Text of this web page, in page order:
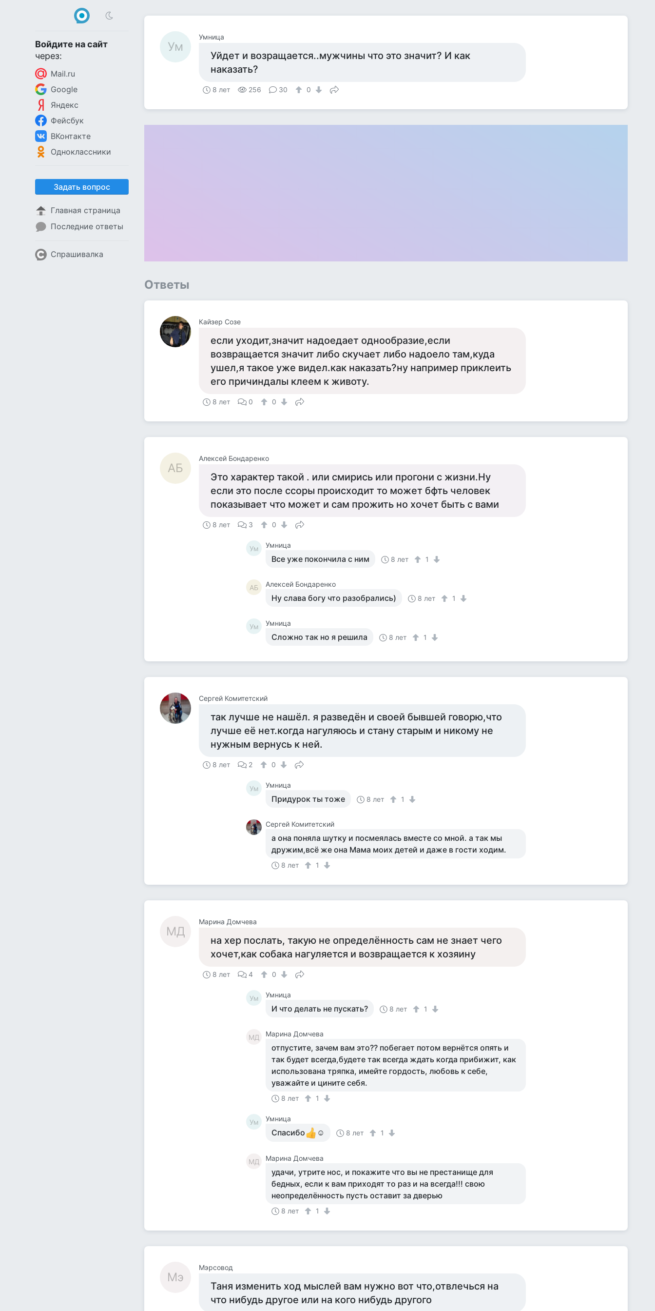
Войдите на сайт
через:
Mail.ru
Google
Яндекс
Фейсбук
ВКонтакте
Одноклассники
Задать вопрос
Главная страница
Последние ответы
Спрашивалка
Ум
Умница
Уйдет и возращается..мужчины что это значит? И как
наказать?
8 лет 256 30 0
Ответы
Кайзер Созе
если уходит,значит надоедает однообразие,если
возвращается значит либо скучает либо надоело там,куда
ушел,я такое уже видел.как наказать?ну например приклеить
его причиндалы клеем к животу.
8 лет 0 0
АБ
Алексей Бондаренко
Это характер такой . или смирись или прогони с жизни.Ну
если это после ссоры происходит то может бфть человек
показывает что может и сам прожить но хочет быть с вами
8 лет 3 0
Ум Умница
Все уже покончила с ним 8 лет 1
АБ Алексей Бондаренко
Ну слава богу что разобрались) 8 лет 1
Ум Умница
Сложно так но я решила 8 лет 1
Сергей Комитетский
так лучше не нашёл. я разведён и своей бывшей говорю,что
лучше её нет.когда нагуляюсь и стану старым и никому не
нужным вернусь к ней.
8 лет 2 0
Ум Умница
Придурок ты тоже 8 лет 1
Сергей Комитетский
а она поняла шутку и посмеялась вместе со мной. а так мы
дружим,всё же она Мама моих детей и даже в гости ходим.
8 лет 1
МД
Марина Домчева
на хер послать, такую не определённость сам не знает чего
хочет,как собака нагуляется и возвращается к хозяину
8 лет 4 0
Ум Умница
И что делать не пускать? 8 лет 1
МД Марина Домчева
отпустите, зачем вам это?? побегает потом вернётся опять и
так будет всегда,будете так всегда ждать когда прибижит, как
использована тряпка, имейте гордость, любовь к себе,
уважайте и цините себя.
8 лет 1
Ум Умница
Спасибо ☺ 8 лет 1
МД Марина Домчева
удачи, утрите нос, и покажите что вы не престанище для
бедных, если к вам приходят то раз и на всегда!!! свою
неопределённость пусть оставит за дверью
8 лет 1
Мэ
Мэрсовод
Таня изменить ход мыслей вам нужно вот что,отвлечься на
что нибудь другое или на кого нибудь другого